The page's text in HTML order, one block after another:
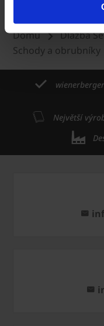
Domů Dlažba
Schody a obrubníky
Největší